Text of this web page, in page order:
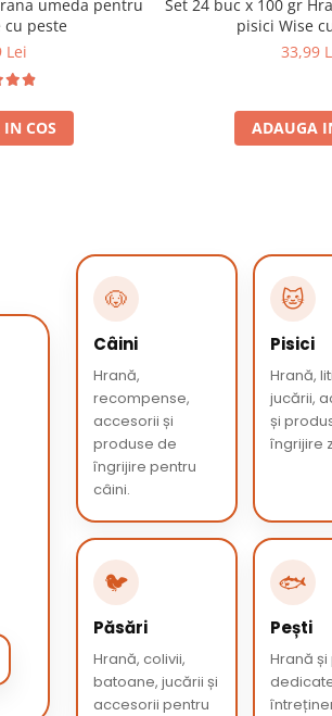
umeda pentru
cu peste
Lei
COS
Set 24 buc x 100 gr
pisici Wise
33,99
ADAUGA
🐶
Câini
Hrană,
recompense,
accesorii și
produse de
îngrijire pentru
câini.
🐱
Pisici
Hrană,
jucării,
și
îngrijire
🐦
Păsări
Hrană, colivii,
batoane, jucării și
accesorii pentru
🐟
Pești
Hrană